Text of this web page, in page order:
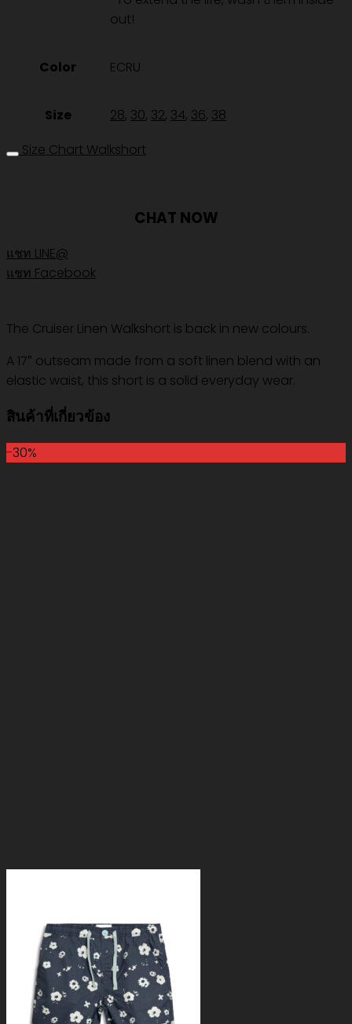
out!
Color ECRU
Size 28, 30, 32, 34, 36, 38
Size Chart Walkshort
CHAT NOW
แชท LINE@
แชท Facebook
The Cruiser Linen Walkshort is back in new colours.
A 17″ outseam made from a soft linen blend with an
elastic waist, this short is a solid everyday wear.
สินค้าที่เกี่ยวข้อง
-30%